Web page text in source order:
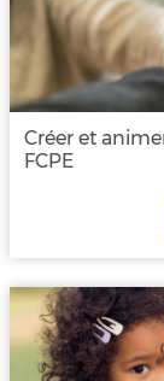
Créer et
FCPE